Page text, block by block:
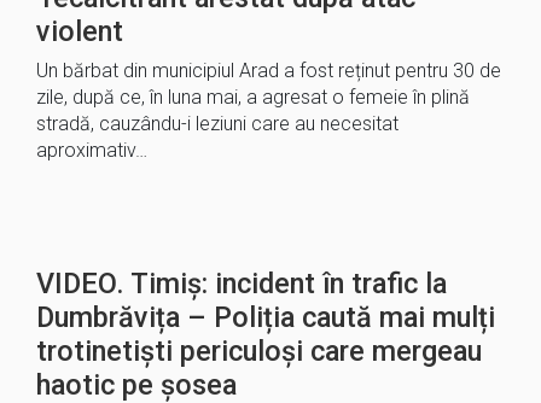
violent
Un bărbat din municipiul Arad a fost reținut pentru 30 de
zile, după ce, în luna mai, a agresat o femeie în plină
stradă, cauzându-i leziuni care au necesitat
aproximativ…
VIDEO. Timiș: incident în trafic la
Dumbrăvița – Poliția caută mai mulți
trotinetiști periculoși care mergeau
haotic pe șosea